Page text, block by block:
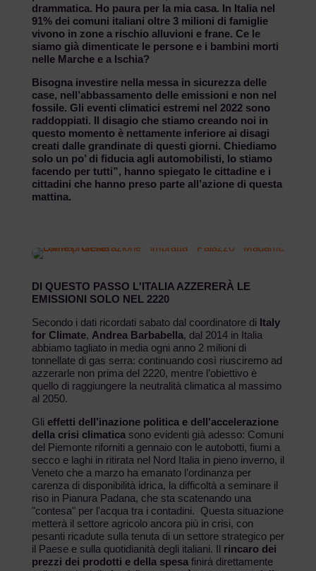
drammatica. Ho paura per la mia casa. In Italia nel
91% dei comuni italiani oltre 3 milioni di famiglie
vivono in zone a rischio alluvioni e frane. Ce le
siamo già dimenticate le persone e i bambini morti
nelle Marche e a Ischia?
Bisogna investire nella messa in sicurezza delle
case, nell’abbassamento delle emissioni e non nel
fossile. Gli eventi climatici estremi nel 2022 sono
raddoppiati. Il disagio che stiamo creando noi in
questo momento è nettamente inferiore ai disagi
creati dalle grandinate di questi giorni. Chiediamo
solo un po’ di fiducia agli automobilisti, lo stiamo
facendo per tutti”, hanno spiegato le cittadine e i
cittadini che hanno preso parte all’azione di questa
mattina.
DI QUESTO PASSO L'ITALIA AZZERERÀ LE
EMISSIONI SOLO NEL 2220
Secondo i dati ricordati sabato dal coordinatore di Italy
for Climate, Andrea Barbabella, dal 2014 in Italia
abbiamo tagliato in media ogni anno 2 milioni di
tonnellate di gas serra: continuando così riusciremo ad
azzerarle non prima del 2220, mentre l’obiettivo è
quello di raggiungere la neutralità climatica al massimo
al 2050.
Gli effetti dell’inazione politica e dell'accelerazione
della crisi climaticasono evidenti già adesso: Comuni
del Piemonte riforniti a gennaio con le autobotti, fiumi a
secco e laghi in ritirata nel Nord Italia in pieno inverno, il
Veneto che a marzo ha emanato l’ordinanza per
carenza di disponibilità idrica, la difficoltà a seminare il
riso in Pianura Padana, che sta scatenando una
"contesa" per l'acqua tra i contadini. Questa situazione
metterà il settore agricolo ancora più in crisi, con
pesanti ricadute sulla tenuta di un settore strategico per
il Paese e sulla quotidianità degli italiani. Il rincaro dei
prezzi dei prodotti e della spesafinirà direttamente